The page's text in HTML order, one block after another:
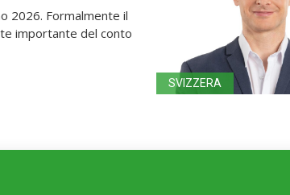
2026. Formalmente il
importante del conto
SVIZZERA